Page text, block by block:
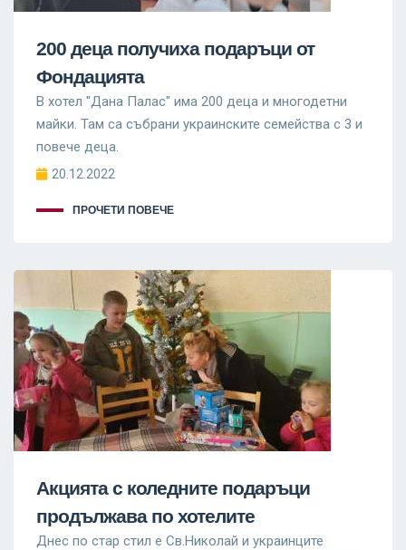
200 деца получиха подаръци от
Фондацията
В хотел "Дана Палас" има 200 деца и многодетни
майки. Там са събрани украинските семейства с 3 и
повече деца.
20.12.2022
ПРОЧЕТИ ПОВЕЧЕ
Акцията с коледните подаръци
продължава по хотелите
Днес по стар стил е Св.Николай и украинците